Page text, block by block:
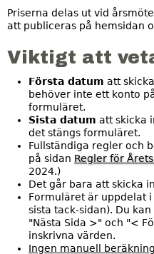
g
s
m
e
d
d
e
l
a
Priserna delas ut vid
att publiceras på hemsidan
Viktigt att
Första datum att
behöver inte ett konto
formuläret.
Sista datum att skicka
det stängs formuläret.
Fullständiga regler och
på sidan Regler för
2024.)
Det går bara att skicka
Formuläret är uppdelat
sista tack-sidan). Du
"Nästa Sida >" och "<
inskrivna värden.
Ingen manuell beräkning